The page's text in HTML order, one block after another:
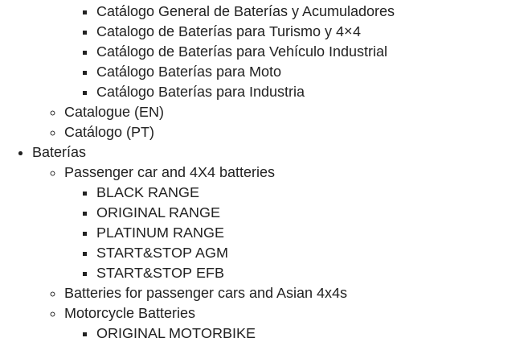
Catálogo General de Baterías y Acumuladores
Catalogo de Baterías para Turismo y 4×4
Catálogo de Baterías para Vehículo Industrial
Catálogo Baterías para Moto
Catálogo Baterías para Industria
Catalogue (EN)
Catálogo (PT)
Baterías
Passenger car and 4X4 batteries
BLACK RANGE
ORIGINAL RANGE
PLATINUM RANGE
START&STOP AGM
START&STOP EFB
Batteries for passenger cars and Asian 4x4s
Motorcycle Batteries
ORIGINAL MOTORBIKE